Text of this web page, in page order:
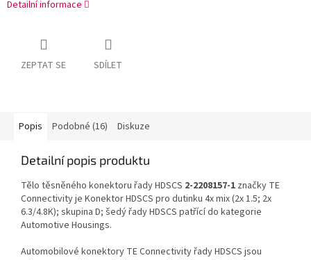
Detailní informace
ZEPTAT SE SDÍLET
Popis Podobné (16) Diskuze
Detailní popis produktu
Tělo těsněného konektoru řady HDSCS 2-2208157-1 značky TE
Connectivity je Konektor HDSCS pro dutinku 4x mix (2x 1.5; 2x
6.3/4.8K); skupina D; šedý řady HDSCS patřící do kategorie
Automotive Housings.
Automobilové konektory TE Connectivity řady HDSCS jsou